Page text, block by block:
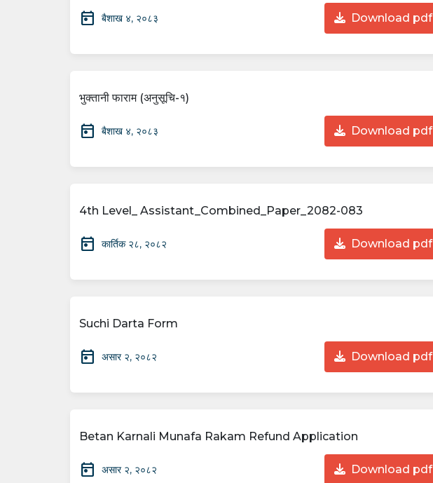
today बैशाख ४, २०८३ Download pdf
भुक्तानी फाराम (अनुसूचि-१)
today बैशाख ४, २०८३ Download pdf
4th Level_ Assistant_Combined_Paper_2082-083
today कार्तिक २८, २०८२ Download pdf
Suchi Darta Form
today असार २, २०८२ Download pdf
Betan Karnali Munafa Rakam Refund Application
today असार २, २०८२ Download pdf